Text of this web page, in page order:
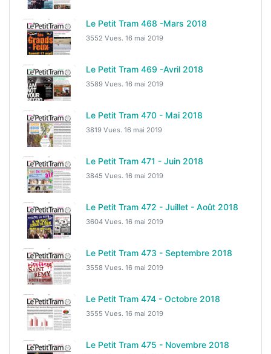
Le Petit Tram 468 -Mars 2018
3552 Vues. 16 mai 2019
Le Petit Tram 469 -Avril 2018
3589 Vues. 16 mai 2019
Le Petit Tram 470 - Mai 2018
3819 Vues. 16 mai 2019
Le Petit Tram 471 - Juin 2018
3845 Vues. 16 mai 2019
Le Petit Tram 472 - Juillet - Août 2018
3604 Vues. 16 mai 2019
Le Petit Tram 473 - Septembre 2018
3558 Vues. 16 mai 2019
Le Petit Tram 474 - Octobre 2018
3555 Vues. 16 mai 2019
Le Petit Tram 475 - Novembre 2018